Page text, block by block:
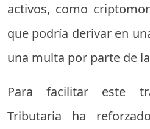
activos, como
que podría derivar en
una multa por parte de
Para facilitar este
Tributaria ha